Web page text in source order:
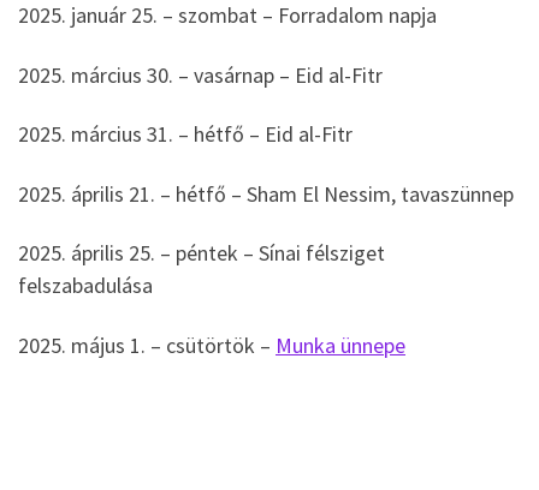
2025. január 25. – szombat – Forradalom napja
2025. március 30. – vasárnap – Eid al-Fitr
2025. március 31. – hétfő – Eid al-Fitr
2025. április 21. – hétfő – Sham El Nessim, tavaszünnep
2025. április 25. – péntek – Sínai félsziget
felszabadulása
2025. május 1. – csütörtök – Munka ünnepe